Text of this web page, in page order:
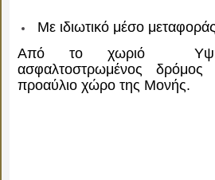
Με ιδιωτικό μέσο μεταφοράς
Από το χωριό
ασφαλτοστρωμένος
προαύλιο χώρο της Μονής.